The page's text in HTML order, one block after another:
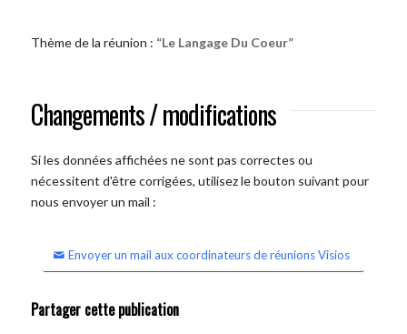
Thème de la réunion : “Le Langage Du Coeur”
Changements / modifications
Si les données affichées ne sont pas correctes ou
nécessitent d'être corrigées, utilisez le bouton suivant pour
nous envoyer un mail :
Envoyer un mail aux coordinateurs de réunions Visios
Partager cette publication